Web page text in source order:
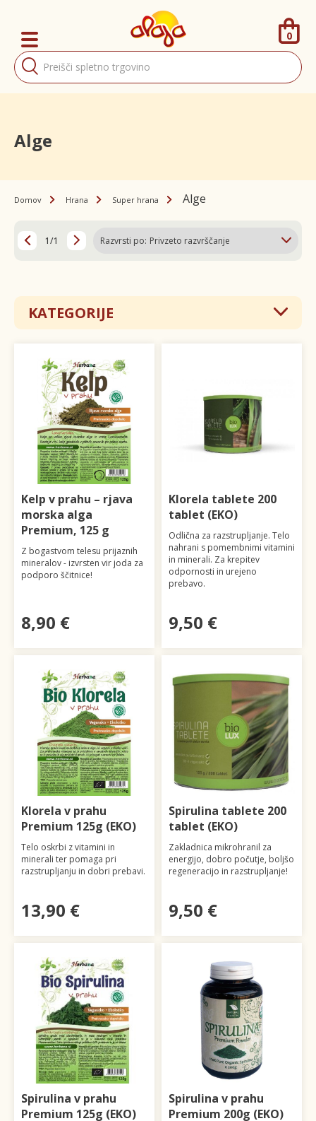
Products
search
0
Alge
Domov Hrana Super hrana Alge
1/1
KATEGORIJE
Kelp v prahu – rjava
morska alga
Premium, 125 g
Z bogastvom telesu prijaznih
mineralov - izvrsten vir joda za
podporo ščitnice!
8,90 €
Klorela tablete 200
tablet (EKO)
Odlična za razstrupljanje. Telo
nahrani s pomembnimi vitamini
in minerali. Za krepitev
odpornosti in urejeno
prebavo.
9,50 €
Klorela v prahu
Premium 125g (EKO)
Telo oskrbi z vitamini in
minerali ter pomaga pri
razstrupljanju in dobri prebavi.
13,90 €
Spirulina tablete 200
tablet (EKO)
Zakladnica mikrohranil za
energijo, dobro počutje, boljšo
regeneracijo in razstrupljanje!
9,50 €
Spirulina v prahu
Premium 125g (EKO)
Spirulina v prahu
Premium 200g (EKO)